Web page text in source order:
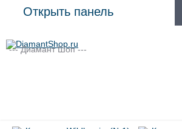
Открыть панель
--- Диамант Шоп ---